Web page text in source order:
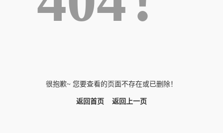
很抱歉~ 您要查看的页面不存在或已删除！
返回首页 返回上一页